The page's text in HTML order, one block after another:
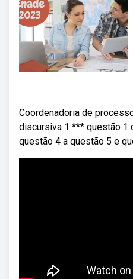
Coordenadoria de
discursiva 1 *** questão 1
questão 4 a questão 5 e